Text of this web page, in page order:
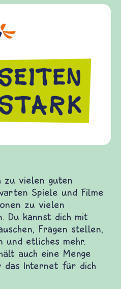
guten
Spiele und Filme auf
verschiedenen
Kindern
selbst etwas beitragen
selbst hält auch
über das Internet für
und